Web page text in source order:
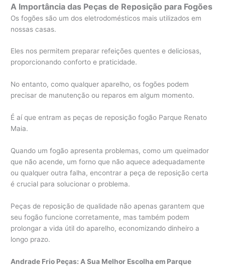
A Importância das Peças de Reposição para Fogões
Os fogões são um dos eletrodomésticos mais utilizados em
nossas casas.
Eles nos permitem preparar refeições quentes e deliciosas,
proporcionando conforto e praticidade.
No entanto, como qualquer aparelho, os fogões podem
precisar de manutenção ou reparos em algum momento.
É aí que entram as peças de reposição fogão Parque Renato
Maia.
Quando um fogão apresenta problemas, como um queimador
que não acende, um forno que não aquece adequadamente
ou qualquer outra falha, encontrar a peça de reposição certa
é crucial para solucionar o problema.
Peças de reposição de qualidade não apenas garantem que
seu fogão funcione corretamente, mas também podem
prolongar a vida útil do aparelho, economizando dinheiro a
longo prazo.
Andrade Frio Peças: A Sua Melhor Escolha em Parque